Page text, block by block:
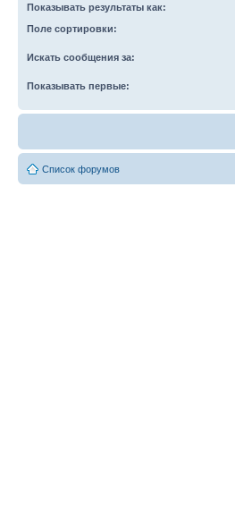
Показывать результаты как:
Поле сортировки:
Искать сообщения за:
Показывать первые:
Список форумов